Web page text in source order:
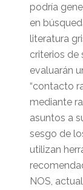
podría
en
literatura
criterios de
evaluarán
“contacto
mediante
asuntos a
sesgo de
utilizan
NOS,